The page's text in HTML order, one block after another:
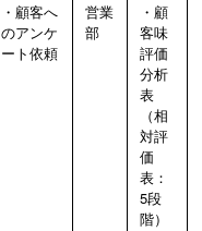
・顧客へ
のアンケ
ート依頼
営業
部
・顧
客味
評価
分析
表
（相
対評
価
表：
5段
階）